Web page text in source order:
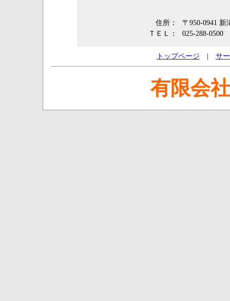
住所：
〒950-0941
ＴＥＬ：
025-288-0500
トップページ サ
有限会